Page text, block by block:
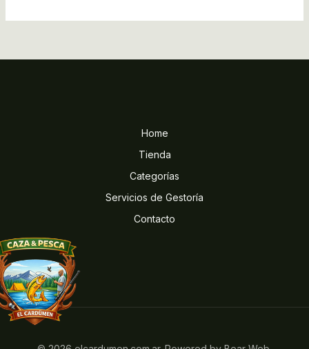
Home
Tienda
Categorías
Servicios de Gestoría
Contacto